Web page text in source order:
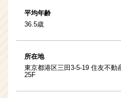
平均年齢
36.5歳
所在地
東京都港区三田3-5-19 住友不動
25F